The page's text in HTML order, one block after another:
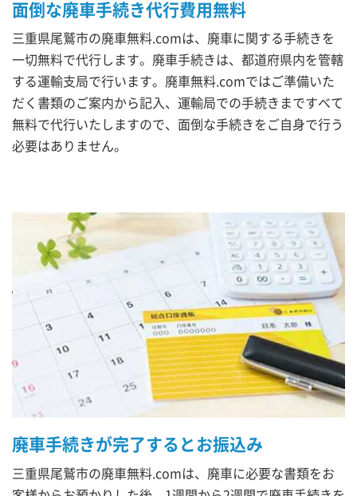
面倒な廃車手続き代行費用無料
三重県尾鷲市の廃車無料.comは、廃車に関する手続きを
一切無料で代行します。廃車手続きは、都道府県内を管轄
する運輸支局で行います。廃車無料.comではご準備いた
だく書類のご案内から記入、運輸局での手続きまですべて
無料で代行いたしますので、面倒な手続きをご自身で行う
必要はありません。
廃車手続きが完了するとお振込み
三重県尾鷲市の廃車無料.comは、廃車に必要な書類をお